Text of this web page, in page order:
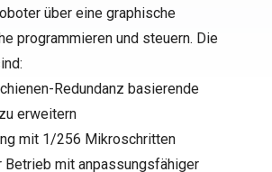
über eine graphische
programmieren und steuern. Die
Redundanz basierende
erweitern
mit 1/256 Mikroschritten
Betrieb mit anpassungsfähiger